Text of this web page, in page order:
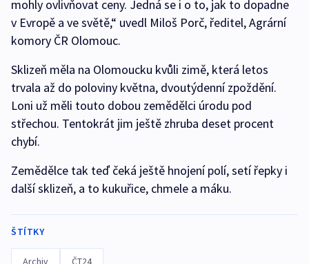
mohly ovlivňovat ceny. Jedná se i o to, jak to dopadne
v Evropě a ve světě,“ uvedl Miloš Porč, ředitel, Agrární
komory ČR Olomouc.
Sklizeň měla na Olomoucku kvůli zimě, která letos
trvala až do poloviny května, dvoutýdenní zpoždění.
Loni už měli touto dobou zemědělci úrodu pod
střechou. Tentokrát jim ještě zhruba deset procent
chybí.
Zemědělce tak teď čeká ještě hnojení polí, setí řepky i
další sklizeň, a to kukuřice, chmele a máku.
ŠTÍTKY
Archiv ČT24